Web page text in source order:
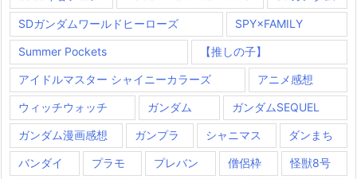
SDガンダムワールドヒーローズ SPY×FAMILY
Summer Pockets 【推しの子】
アイドルマスター シャイニーカラーズ アニメ感想
ウィッチウォッチ ガンダム ガンダムSEQUEL
ガンダム漫画感想 ガンプラ シャニマス ダンまち
バンダイ プラモ プレバン 僧侶枠 怪獣8号